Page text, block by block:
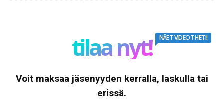
tilaa nyt! NÄET VIDEOT HETI!
Voit maksaa jäsenyyden kerralla, laskulla tai
erissä.